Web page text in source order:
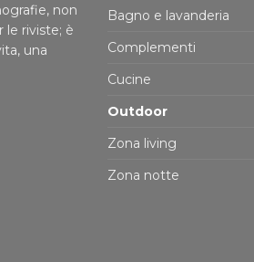
non
le riviste; è
una
Bagno e lavanderia
Complementi
Cucine
Outdoor
Zona living
Zona notte